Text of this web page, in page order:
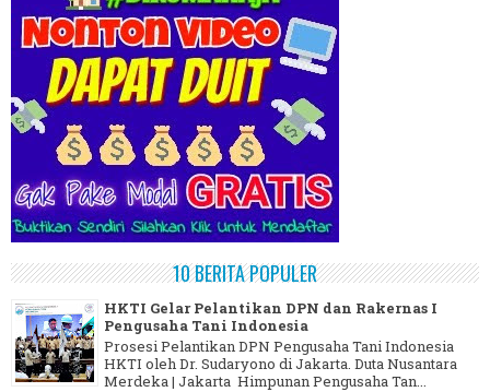
10 BERITA POPULER
HKTI Gelar Pelantikan DPN dan Rakernas I
Pengusaha Tani Indonesia
Prosesi Pelantikan DPN Pengusaha Tani Indonesia
HKTI oleh Dr. Sudaryono di Jakarta. Duta Nusantara
Merdeka | Jakarta Himpunan Pengusaha Tan...